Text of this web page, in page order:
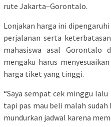
rute Jakarta–Gorontalo.
Lonjakan harga ini
perjalanan serta
mahasiswa asal Gorontalo
mengaku harus
harga tiket yang tinggi.
“Saya sempat cek minggu
tapi pas mau beli malah sudah
mundurkan jadwal karena